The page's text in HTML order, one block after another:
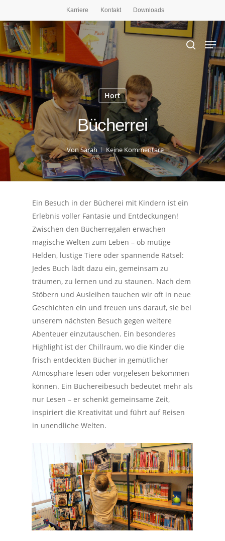
Karriere Kontakt Downloads
Drücken Sie die Eingabetaste, um zu suchen,
oder ESC, um zu schließen
Hort
Bücherrei
VonSarah Keine Kommentare
Ein Besuch in der Bücherei mit Kindern ist ein
Erlebnis voller Fantasie und Entdeckungen!
Zwischen den Bücherregalen erwachen
magische Welten zum Leben – ob mutige
Helden, lustige Tiere oder spannende Rätsel:
Jedes Buch lädt dazu ein, gemeinsam zu
träumen, zu lernen und zu staunen. Nach dem
Stöbern und Ausleihen tauchen wir oft in neue
Geschichten ein und freuen uns darauf, sie bei
unserem nächsten Besuch gegen weitere
Abenteuer einzutauschen. Ein besonderes
Highlight ist der Chillraum, wo die Kinder die
frisch entdeckten Bücher in gemütlicher
Atmosphäre lesen oder vorgelesen bekommen
können. Ein Büchereibesuch bedeutet mehr als
nur Lesen – er schenkt gemeinsame Zeit,
inspiriert die Kreativität und führt auf Reisen
in unendliche Welten.